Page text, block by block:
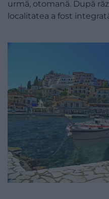
urmă, otomană. După
localitatea a fost